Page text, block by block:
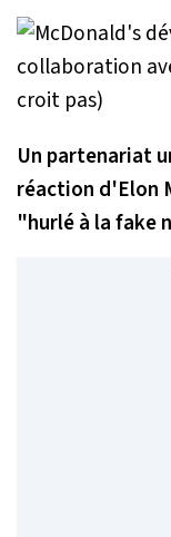
Un partenariat
réaction d'Elon
"hurlé à la fake